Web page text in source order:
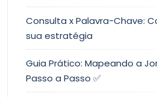
Consulta x Palavra-Chave:
sua estratégia
Guia Prático: Mapeando a
Passo a Passo ✅